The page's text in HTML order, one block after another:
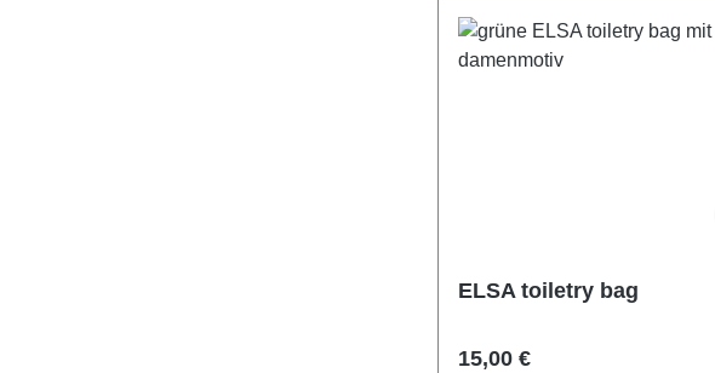
ELSA toiletry bag
Regulärer Preis:
15,00 €